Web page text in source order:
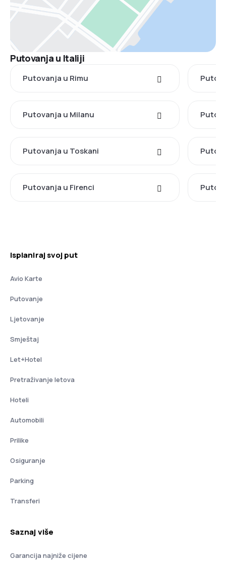
Putovanja u Italiji
Putovanja u Rimu
Putovanja u Milanu
Putovanja u Toskani
Putovanja u Firenci
Isplaniraj svoj put
Avio Karte
Putovanje
Ljetovanje
Smještaj
Let+Hotel
Pretraživanje letova
Hoteli
Automobili
Prilike
Osiguranje
Parking
Transferi
Saznaj više
Garancija najniže cijene